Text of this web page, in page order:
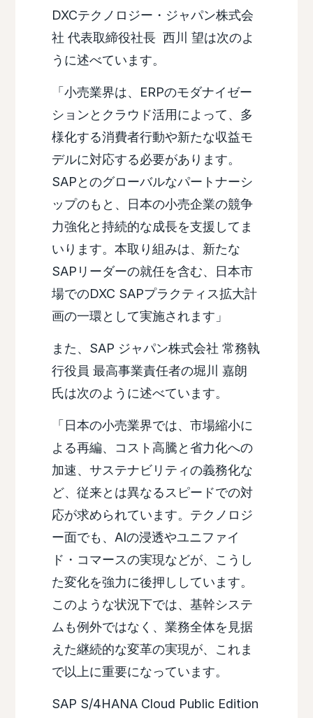
DXCテクノロジー・ジャパン株式会
社 代表取締役社長 西川 望は次のよ
うに述べています。
「小売業界は、ERPのモダナイゼー
ションとクラウド活用によって、多
様化する消費者行動や新たな収益モ
デルに対応する必要があります。
SAPとのグローバルなパートナーシ
ップのもと、日本の小売企業の競争
力強化と持続的な成長を支援してま
いります。本取り組みは、新たな
SAPリーダーの就任を含む、日本市
場でのDXC SAPプラクティス拡大計
画の一環として実施されます」
また、SAP ジャパン株式会社 常務執
行役員 最高事業責任者の堀川 嘉朗
氏は次のように述べています。
「日本の小売業界では、市場縮小に
よる再編、コスト高騰と省力化への
加速、サステナビリティの義務化な
ど、従来とは異なるスピードでの対
応が求められています。テクノロジ
ー面でも、AIの浸透やユニファイ
ド・コマースの実現などが、こうし
た変化を強力に後押ししています。
このような状況下では、基幹システ
ムも例外ではなく、業務全体を見据
えた継続的な変革の実現が、これま
で以上に重要になっています。
SAP S/4HANA Cloud Public Edition